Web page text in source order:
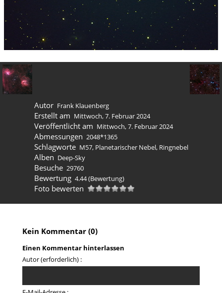
Autor Frank Klauenberg
Erstellt am Mittwoch, 7. Februar 2024
Veröffentlicht am Mittwoch, 7. Februar 2024
Abmessungen 2048*1365
Schlagworte M57, Planetarischer Nebel, Ringnebel
Alben Deep-Sky
Besuche 29760
Bewertung 4.44(Bewertung)
Foto bewerten
Kein Kommentar (0)
Einen Kommentar hinterlassen
Autor (erforderlich) :